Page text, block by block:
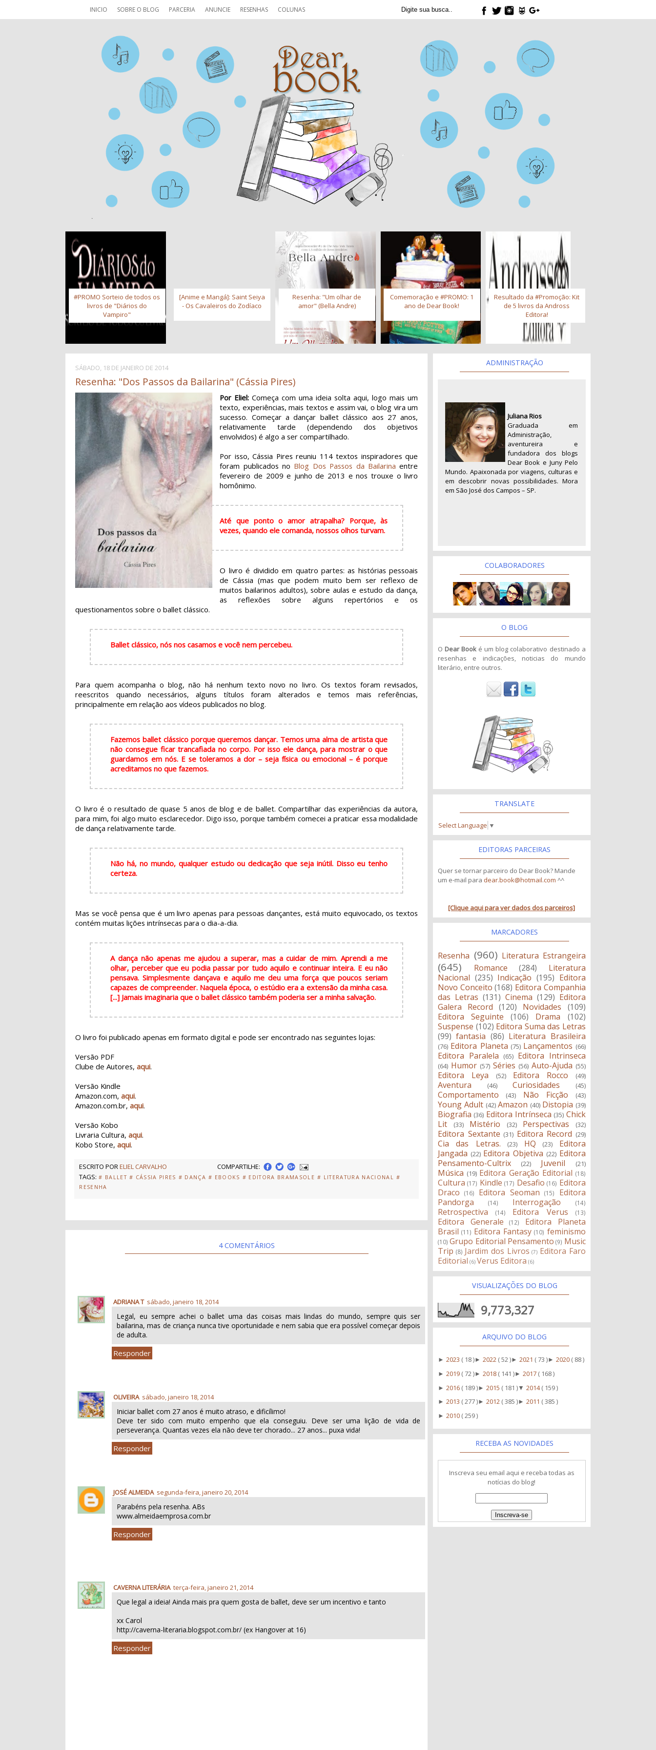
INICIO SOBRE O BLOG PARCERIA ANUNCIE RESENHAS COLUNAS
#PROMO Sorteio de todos os
livros de "Diários do
Vampiro"
[Anime e Mangá]: Saint Seiya
- Os Cavaleiros do Zodíaco
Resenha: "Um olhar de
amor" (Bella Andre)
Comemoração e #PROMO: 1
ano de Dear Book!
Resultado da #Promoção: Kit
de 5 livros da Andross
Editora!
SÁBADO, 18 DE JANEIRO DE 2014
Resenha: "Dos Passos da Bailarina" (Cássia Pires)
Por Eliel: Começa com uma ideia solta aqui, logo mais um
texto, experiências, mais textos e assim vai, o blog vira um
sucesso. Começar a dançar ballet clássico aos 27 anos,
relativamente tarde (dependendo dos objetivos
envolvidos) é algo a ser compartilhado.
Por isso, Cássia Pires reuniu 114 textos inspiradores que
foram publicados no Blog Dos Passos da Bailarina entre
fevereiro de 2009 e junho de 2013 e nos trouxe o livro
homônimo.
Até que ponto o amor atrapalha? Porque, às
vezes, quando ele comanda, nossos olhos turvam.
O livro é dividido em quatro partes: as histórias pessoais
de Cássia (mas que podem muito bem ser reflexo de
muitos bailarinos adultos), sobre aulas e estudo da dança,
as reflexões sobre alguns repertórios e os
questionamentos sobre o ballet clássico.
Ballet clássico, nós nos casamos e você nem percebeu.
Para quem acompanha o blog, não há nenhum texto novo no livro. Os textos foram revisados,
reescritos quando necessários, alguns títulos foram alterados e temos mais referências,
principalmente em relação aos vídeos publicados no blog.
Fazemos ballet clássico porque queremos dançar. Temos uma alma de artista que
não consegue ficar trancafiada no corpo. Por isso ele dança, para mostrar o que
guardamos em nós. E se toleramos a dor – seja física ou emocional – é porque
acreditamos no que fazemos.
O livro é o resultado de quase 5 anos de blog e de ballet. Compartilhar das experiências da autora,
para mim, foi algo muito esclarecedor. Digo isso, porque também comecei a praticar essa modalidade
de dança relativamente tarde.
Não há, no mundo, qualquer estudo ou dedicação que seja inútil. Disso eu tenho
certeza.
Mas se você pensa que é um livro apenas para pessoas dançantes, está muito equivocado, os textos
contém muitas lições intrínsecas para o dia-a-dia.
A dança não apenas me ajudou a superar, mas a cuidar de mim. Aprendi a me
olhar, perceber que eu podia passar por tudo aquilo e continuar inteira. E eu não
pensava. Simplesmente dançava e aquilo me deu uma força que poucos seriam
capazes de compreender. Naquela época, o estúdio era a extensão da minha casa.
[...] Jamais imaginaria que o ballet clássico também poderia ser a minha salvação.
O livro foi publicado apenas em formato digital e pode ser encontrado nas seguintes lojas:
Versão PDF
Clube de Autores,aqui.
Versão Kindle
Amazon.com,aqui.
Amazon.com.br,aqui.
Versão Kobo
Livraria Cultura,aqui.
Kobo Store,aqui.
ESCRITO PORELIEL CARVALHO
COMPARTILHE:
TAGS: # BALLET # CÁSSIA PIRES # DANÇA # EBOOKS # EDITORA BRAMASOLE # LITERATURA NACIONAL
#
RESENHA
4 COMENTÁRIOS
ADRIANA T sábado, janeiro 18, 2014
Legal, eu sempre achei o ballet uma das coisas mais lindas do mundo, sempre quis ser
bailarina, mas de criança nunca tive oportunidade e nem sabia que era possível começar depois
de adulta.
Responder
OLIVEIRA sábado, janeiro 18, 2014
Iniciar ballet com 27 anos é muito atraso, e dificílimo!
Deve ter sido com muito empenho que ela conseguiu. Deve ser uma lição de vida de
perseverança. Quantas vezes ela não deve ter chorado... 27 anos... puxa vida!
Responder
JOSÉ ALMEIDA segunda-feira, janeiro 20, 2014
Parabéns pela resenha. ABs
www.almeidaemprosa.com.br
Responder
CAVERNA LITERÁRIA terça-feira, janeiro 21, 2014
Que legal a ideia! Ainda mais pra quem gosta de ballet, deve ser um incentivo e tanto
xx Carol
http://caverna-literaria.blogspot.com.br/ (ex Hangover at 16)
Responder
ADMINISTRAÇÃO
Juliana Rios
Graduada em
Administração,
aventureira e
fundadora dos blogs
Dear Book e Juny Pelo
Mundo. Apaixonada por viagens, culturas e
em descobrir novas possibilidades. Mora
em São José dos Campos – SP.
COLABORADORES
O BLOG
O Dear Book é um blog colaborativo destinado a
resenhas e indicações, noticias do mundo
literário, entre outros.
TRANSLATE
Select Language ▼
EDITORAS PARCEIRAS
Quer se tornar parceiro do Dear Book? Mande
um e-mail para dear.book@hotmail.com ^^
[Clique aqui para ver dados dos parceiros]
MARCADORES
Resenha (960) Literatura Estrangeira
(645) Romance (284)
Literatura
Nacional (235) Indicação (195) Editora
Novo Conceito (168) Editora Companhia
das Letras (131) Cinema (129) Editora
Galera Record
(120) Novidades
(109)
Editora Seguinte
(106) Drama
(102)
Suspense (102) Editora Suma das Letras
(99) fantasia (86) Literatura Brasileira
(76) Editora Planeta (75) Lançamentos (66)
Editora Paralela (65) Editora Intrinseca
(64) Humor (57) Séries (56) Auto-Ajuda (55)
Editora Leya (52) Editora Rocco (49)
Aventura (46) Curiosidades (45)
Comportamento (43) Não Ficção (43)
Young Adult (42) Amazon (40) Distopia (39)
Biografia (36) Editora Intrínseca (35) Chick
Lit
(33) Mistério (32) Perspectivas (32)
Editora Sextante (31) Editora Record (29)
Cia das Letras. (23) HQ (23)
Editora
Jangada (22) Editora Objetiva (22) Editora
Pensamento-Cultrix
(22) Juvenil (21)
Música (19) Editora Geração Editorial (18)
Cultura (17) Kindle (17) Desafio (16) Editora
Draco
(16) Editora Seoman (15)
Editora
Pandorga
(14) Interrogação (14)
Retrospectiva (14) Editora Verus (13)
Editora Generale (12)
Editora Planeta
Brasil (11) Editora Fantasy (10) feminismo
(10) Grupo Editorial Pensamento (9) Music
Trip (8) Jardim dos Livros (7) Editora Faro
Editorial (6) Verus Editora (6)
VISUALIZAÇÕES DO BLOG
9,773,327
ARQUIVO DO BLOG
►2023 ( 18 )►2022 ( 52 )►2021 ( 73 )►2020 ( 88 )
►2019 ( 72 )►2018 ( 141 )►2017 ( 168 )
►2016 ( 189 )►2015 ( 181 ) ▼2014( 159 )
►2013 ( 277 )►2012 ( 385 )►2011 ( 385 )
►2010 ( 259 )
RECEBA AS NOVIDADES
Inscreva seu email aqui e receba todas as
notícias do blog!